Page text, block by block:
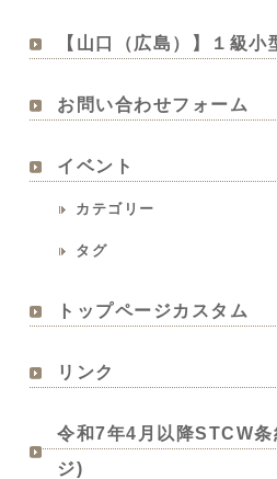
【山口（広島）】１級小
お問い合わせフォーム
イベント
カテゴリー
タグ
トップページカスタム
リンク
令和7年4月以降STCW
ジ)